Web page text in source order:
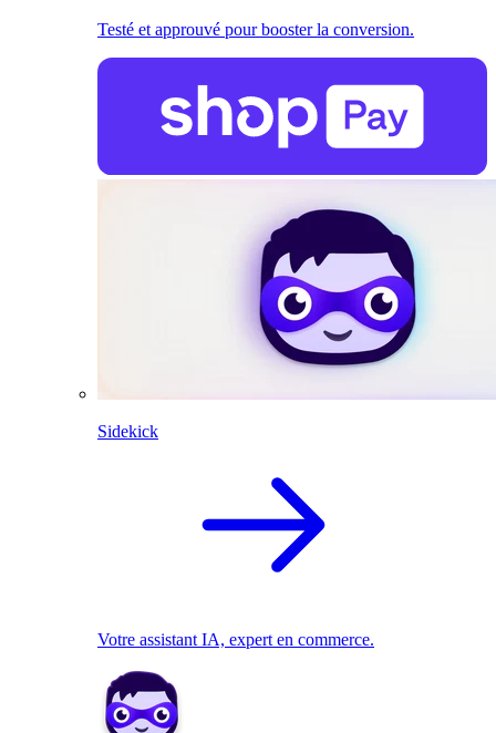
Testé et approuvé pour booster la conversion.
Sidekick
Votre assistant IA, expert en commerce.